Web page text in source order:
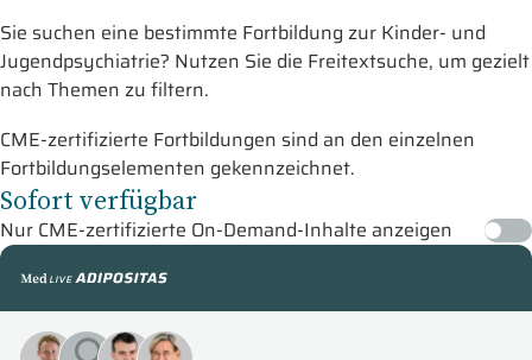
Sie suchen eine bestimmte Fortbildung zur Kinder- und
Jugendpsychiatrie? Nutzen Sie die Freitextsuche, um gezielt
nach Themen zu filtern.
CME-zertifizierte Fortbildungen sind an den einzelnen
Fortbildungselementen gekennzeichnet.
Sofort verfügbar
Nur CME-zertifizierte On-Demand-Inhalte anzeigen
medLive Adipositas